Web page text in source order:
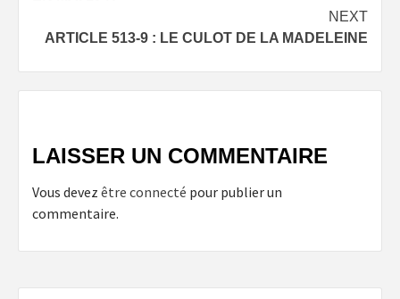
NEXT
ARTICLE 513-9 : LE CULOT DE LA MADELEINE
LAISSER UN COMMENTAIRE
Vous devez être connecté pour publier un
commentaire.